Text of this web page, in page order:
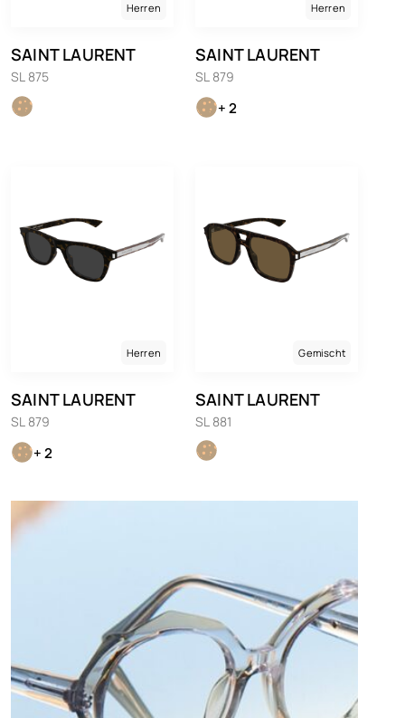
Herren
SAINT LAURENT
SL 875
Herren
SAINT LAURENT
SL 879
+ 2
Herren
SAINT LAURENT
SL 879
+ 2
Gemischt
SAINT LAURENT
SL 881